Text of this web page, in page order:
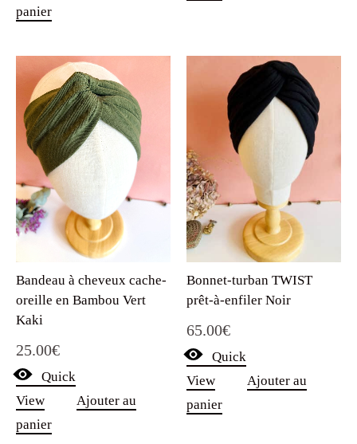
panier
Bandeau à cheveux cache-
oreille en Bambou Vert
Kaki
25.00€
Quick
View
Ajouter au
panier
Bonnet-turban TWIST
prêt-à-enfiler Noir
65.00€
Quick
View
Ajouter au
panier